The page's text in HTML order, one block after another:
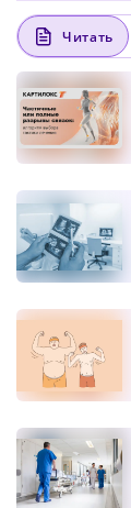
Читать